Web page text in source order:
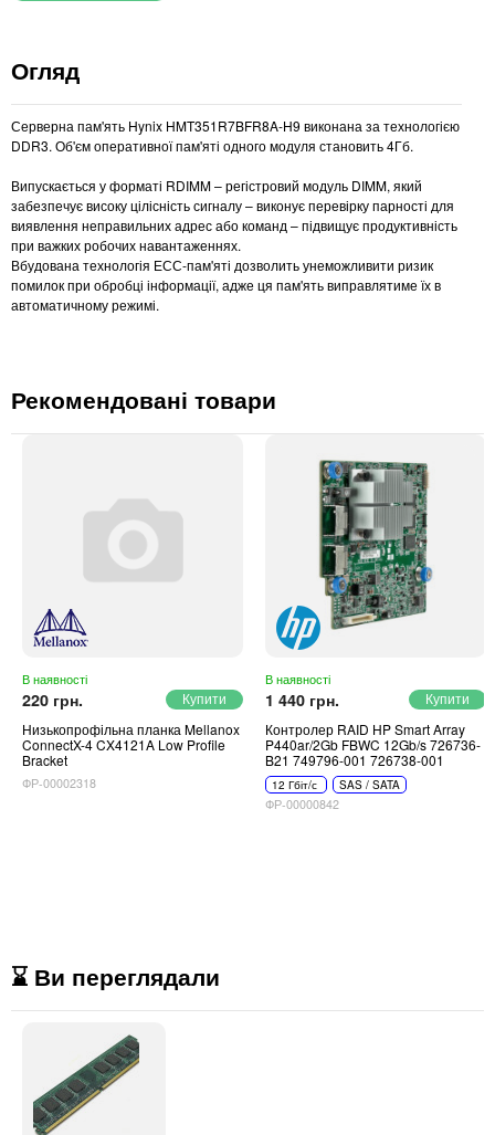
Огляд
Серверна пам'ять Hynix HMT351R7BFR8A-H9 виконана за технологією
DDR3. Об'єм оперативної пам'яті одного модуля становить 4Гб.
Випускається у форматі RDIMM – регістровий модуль DIMM, який
забезпечує високу цілісність сигналу – виконує перевірку парності для
виявлення неправильних адрес або команд – підвищує продуктивність
при важких робочих навантаженнях.
Вбудована технологія ЕСС-пам'яті дозволить унеможливити ризик
помилок при обробці інформації, адже ця пам'ять виправлятиме їх в
автоматичному режимі.
Рекомендовані товари
В наявності
220 грн.
Низькопрофільна планка Mellanox
ConnectX-4 CX4121A Low Profile
Bracket
ФР-00002318
В наявності
1 440 грн.
Контролер RAID HP Smart Array
P440ar/2Gb FBWC 12Gb/s 726736-
B21 749796-001 726738-001
12 Гбіт/с SAS / SATA
ФР-00000842
⌛ Ви переглядали